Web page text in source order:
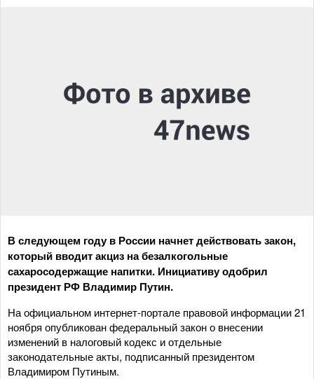
В следующем году в России начнет действовать закон,
который вводит акциз на безалкогольные
сахаросодержащие напитки. Инициативу одобрил
президент РФ Владимир Путин.
На официальном интернет-портале правовой информации 21
ноября опубликован федеральный закон о внесении
изменений в налоговый кодекс и отдельные
законодательные акты, подписанный президентом
Владимиром Путиным.